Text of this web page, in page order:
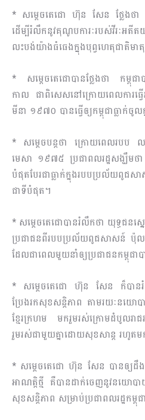
* សម្តេចតេជោ ហ៊ុន សែន ថ្លែងថា កា
ដើម្បីរំលឹកនូវគុណូបការៈរបស់វីរៈអ
លះបង់យ៉ាងធំធេងក្នុងបុព្វហេតុជាតិមា
* សម្តេចតេជោបានថ្លែងថា កម្ពុជា
កាល ជាពិសេសនៅក្រោយពេលការ
មីនា ១៩៧០ បានធ្វើឲ្យកម្ពុជាធ្លាក់ចូល
* សម្តេចបន្តថា ក្រោយពេលរប
មេសា ១៩៧៥ ប្រជាពលរដ្ឋសង្ឃឹមថ
បំផុតបែរជាធ្លាក់ក្នុងរបបប្រល័យពូជ
ជាទីបំផុត។
* សម្តេចតេជោបានរំលឹកថា យុទ្ធជនស្ន
ប្រជាជនពីរបបប្រល័យពូជសាសន៍ ប៉ុ
ដែលជាពេលមួយនាំឲ្យប្រជាជនកម្ពុជាប
* សម្តេចតេជោ ហ៊ុន សែន ក៏បានរំលឹ
ប្រែងរកសុខសន្តិភាព តាមរយៈនយោ
ខ្មែរក្រហម មករួមរស់ក្រោមដំបូលរាជ
រួមរស់ជាមួយគ្នាដោយសុខសាន្ត រហូតម
* សម្តេចតេជោ ហ៊ុន សែន បានឲ្យដឹងផ
អាណត្តិថ្មី គឺបានដាក់ចេញនូវនយោបា
សុខសន្តិភាព សម្រាប់ប្រជាពលរដ្ឋកម្ពុ